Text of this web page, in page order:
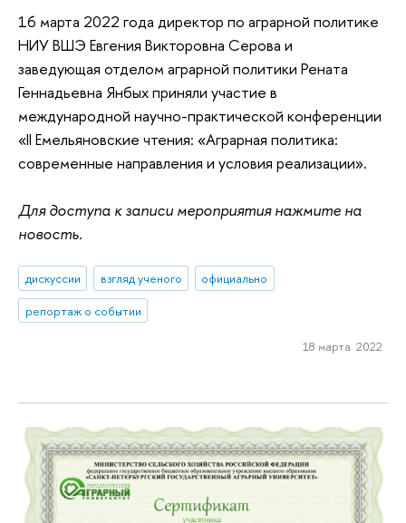
16 марта 2022 года директор по аграрной политике
НИУ ВШЭ Евгения Викторовна Серова и
заведующая отделом аграрной политики Рената
Геннадьевна Янбых приняли участие в
международной научно-практической конференции
«II Емельяновские чтения: «Аграрная политика:
современные направления и условия реализации».
Для доступа к записи мероприятия нажмите на
новость.
дискуссии взгляд ученого
официально
репортаж о событии
18 марта 2022